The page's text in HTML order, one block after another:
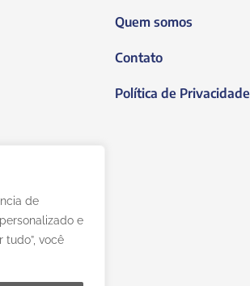
de
e
tudo”, você
Quem somos
Contato
Política de Privacidade